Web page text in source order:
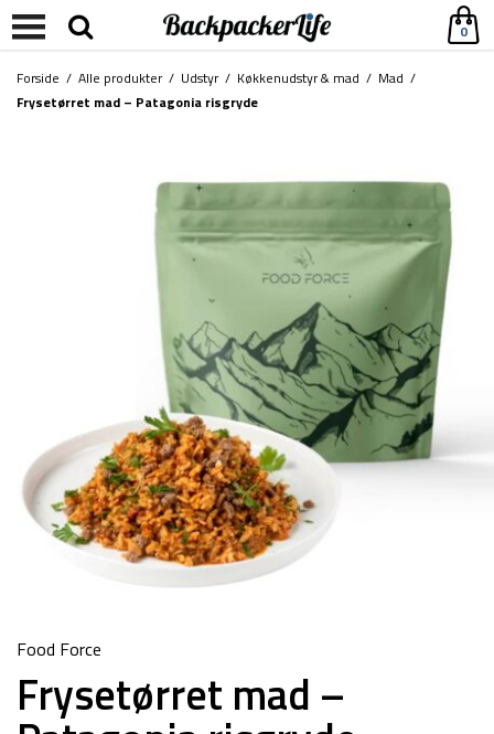
0
Forside / Alle produkter/ Udstyr/ Køkkenudstyr & mad / Mad /
Frysetørret mad – Patagonia risgryde
Food Force
Frysetørret mad –